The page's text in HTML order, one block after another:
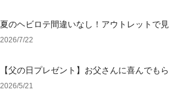
夏のヘビロテ間違いなし！アウトレットで
ション
2026/7/22
【父の日プレゼント】お父さんに喜んでも
ンク上のアイテム」特集
2026/5/21